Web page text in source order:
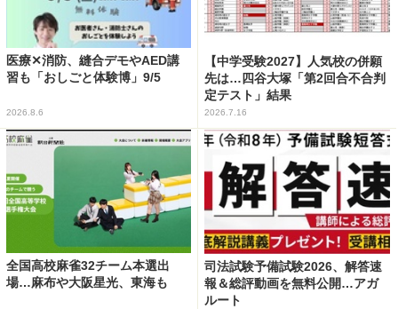
医療✕消防、縫合デモやAED講
習も「おしごと体験博」9/5
2026.8.6
【中学受験2027】人気校の併願
先は…四谷大塚「第2回合不合判
定テスト」結果
2026.7.16
全国高校麻雀32チーム本選出
場…麻布や大阪星光、東海も
司法試験予備試験2026、解答速
報＆総評動画を無料公開…アガ
ルート